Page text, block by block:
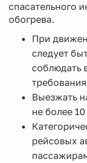
спасательного
обогрева.
При
следует
соблюдать
Выезжать
не более
рейсовых